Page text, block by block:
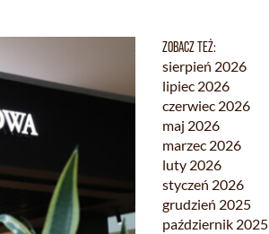
ZOBACZ TEŻ:
sierpień 2026
lipiec 2026
czerwiec 2026
maj 2026
marzec 2026
luty 2026
styczeń 2026
grudzień 2025
październik 2025